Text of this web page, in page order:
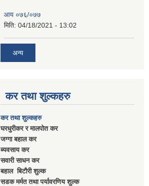
आय ०७६/०७७
मिति: 04/18/2021 - 13:02
अन्य
कर तथा शुल्कहरु
कर तथा शुल्कहरु
घरधुरीकर र मालपाेत कर
जग्गा बहाल कर
ब्यवसाय कर
सवारी साधन कर
बहाल बिटाैरी शुल्क
सडक मर्मत तथा पर्यावरणिय शुल्क